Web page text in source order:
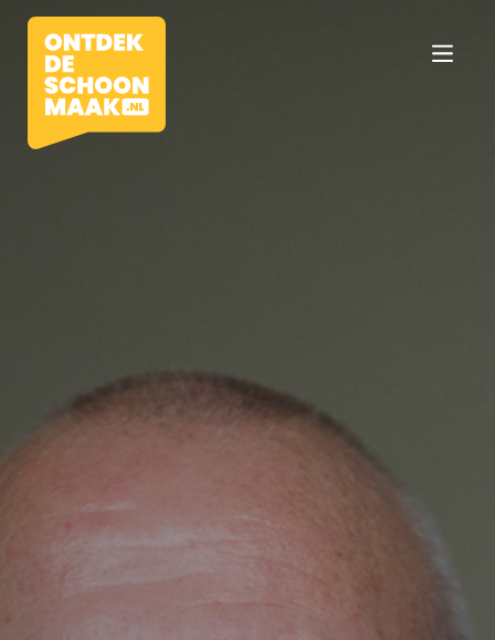
Opleidingen
Vacature-alert
Mijn profiel